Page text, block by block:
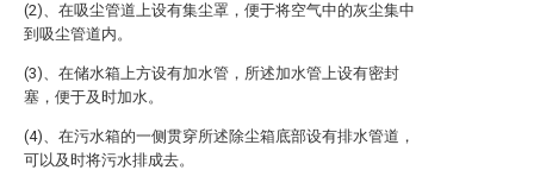
(2)、在吸尘管道上设有集尘罩，便于将空气中的灰尘集中
到吸尘管道内。
(3)、在储水箱上方设有加水管，所述加水管上设有密封
塞，便于及时加水。
(4)、在污水箱的一侧贯穿所述除尘箱底部设有排水管道，
可以及时将污水排成去。